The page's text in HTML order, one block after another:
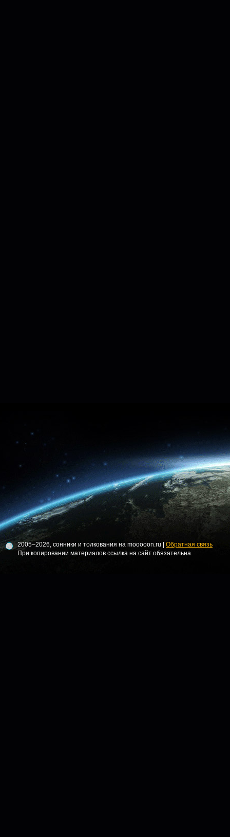
2005–2026, сонники и толкования на mooooon.ru | Обратная связь
При копировании материалов ссылка на сайт обязательна.